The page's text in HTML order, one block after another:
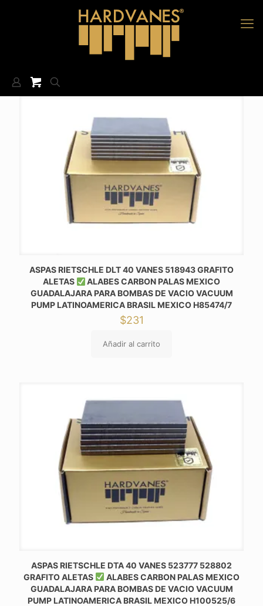
ASPAS RIETSCHLE DLT 40 VANES 518943 GRAFITO
ALETAS
ALABES CARBON PALAS MEXICO
GUADALAJARA PARA BOMBAS DE VACIO VACUUM
PUMP LATINOAMERICA BRASIL MEXICO H85474/7
$231
Añadir al carrito
ASPAS RIETSCHLE DTA 40 VANES 523777 528802
GRAFITO ALETAS
ALABES CARBON PALAS MEXICO
GUADALAJARA PARA BOMBAS DE VACIO VACUUM
PUMP LATINOAMERICA BRASIL MEXICO H100525/6